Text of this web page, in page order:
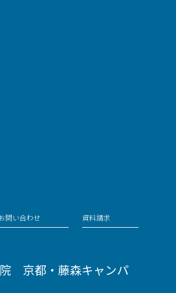
問い合わせ 資料請求
京都・藤森キャンパ